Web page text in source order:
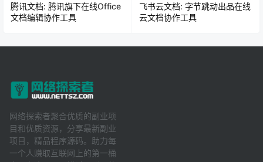
腾讯文档: 腾讯旗下在线Office
文档编辑协作工具
飞书云文档: 字节跳动出品在线
云文档协作工具
网络探索者聚合优质的副业项
目和优质资源，分享最新副业
项目，精品程序源码。助力每
一个人赚取互联网上的第一桶